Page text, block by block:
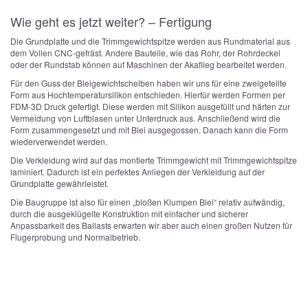
Wie geht es jetzt weiter? – Fertigung
Die Grundplatte und die Trimmgewichtspitze werden aus Rundmaterial aus
dem Vollen CNC-gefräst. Andere Bauteile, wie das Rohr, der Rohrdeckel
oder der Rundstab können auf Maschinen der Akaflieg bearbeitet werden.
Für den Guss der Bleigewichtscheiben haben wir uns für eine zweigeteilte
Form aus Hochtemperatursilikon entschieden. Hierfür werden Formen per
FDM-3D Druck gefertigt. Diese werden mit Silikon ausgefüllt und härten zur
Vermeidung von Luftblasen unter Unterdruck aus. Anschließend wird die
Form zusammengesetzt und mit Blei ausgegossen. Danach kann die Form
wiederverwendet werden.
Die Verkleidung wird auf das montierte Trimmgewicht mit Trimmgewichtspitze
laminiert. Dadurch ist ein perfektes Anliegen der Verkleidung auf der
Grundplatte gewährleistet.
Die Baugruppe ist also für einen „bloßen Klumpen Blei“ relativ aufwändig,
durch die ausgeklügelte Konstruktion mit einfacher und sicherer
Anpassbarkeit des Ballasts erwarten wir aber auch einen großen Nutzen für
Flugerprobung und Normalbetrieb.